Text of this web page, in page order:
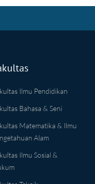
Ilmu Pendidikan
Bahasa & Seni
Matematika & Ilmu
Alam
Ilmu Sosial &